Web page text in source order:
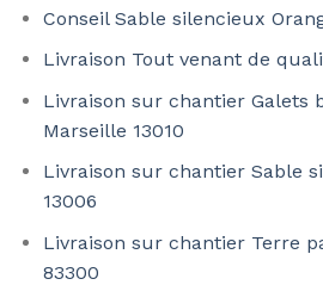
Conseil Sable silencieux
Livraison Tout venant de
Livraison sur chantier Galets
Marseille 13010
Livraison sur chantier Sable
13006
Livraison sur chantier Terre
83300